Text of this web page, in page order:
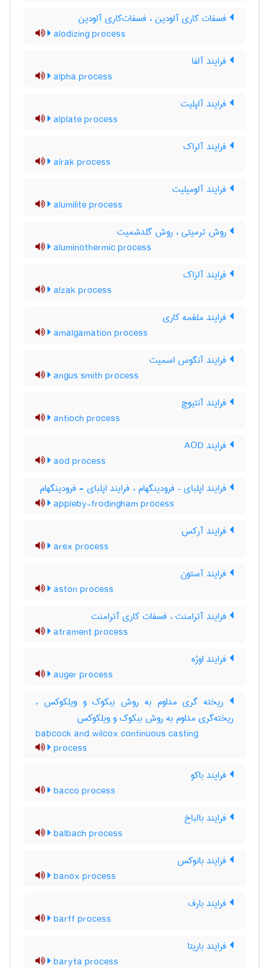
فسفات کاری آلودین ، فسفات‌کاری آلودین
alodizing process
فرایند آلفا
alpha process
فرایند آلپلیت
alplate process
فرایند آلراک
alrak process
فرایند آلومیلیت
alumilite process
روش ترمیتی ، روش گلدشمیت
aluminothermic process
فرایند آلزاک
alzak process
فرایند ملغمه کاری
amalgamation process
فرایند آنگوس اسمیت
angus smith process
فرایند آنتیوچ
antioch process
فرایند AOD
aod process
فرایند اپلبای – فرودینگهام ، فرایند اپلبای - فرودینگهام
appleby-frodingham process
فرایند آرکس
arex process
فرایند آستون
aston process
فرایند آترامنت ، فسفات کاری آترامنت
atrament process
فرایند اوژه
auger process
ریخته گری مداوم به روش ببکوک و ویلکوکس ،
ریخته‌گری مداوم به روش ببکوک و ویلکوکس
babcock and wilcox continuous casting
process
فرایند باکو
bacco process
فرایند بالباخ
balbach process
فرایند بانوکس
banox process
فرایند بارف
barff process
فرایند باریتا
baryta process